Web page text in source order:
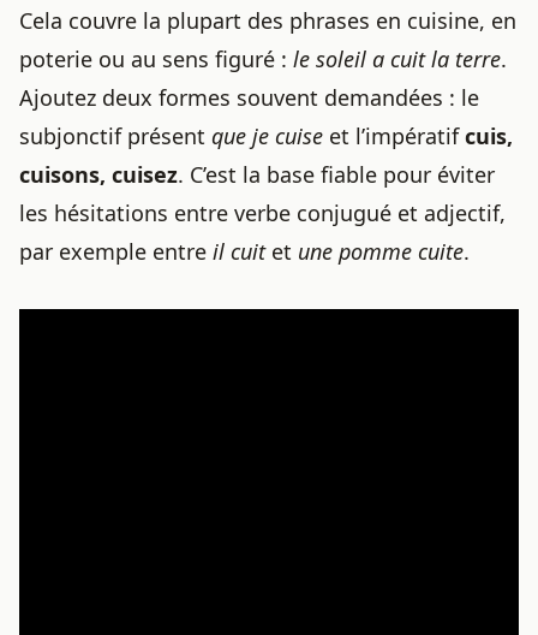
Cela couvre la plupart des phrases en cuisine, en
poterie ou au sens figuré : le soleil a cuit la terre.
Ajoutez deux formes souvent demandées : le
subjonctif présent que je cuise et l’impératifcuis,
cuisons, cuisez. C’est la base fiable pour éviter
les hésitations entre verbe conjugué et adjectif,
par exemple entre il cuitet une pomme cuite.